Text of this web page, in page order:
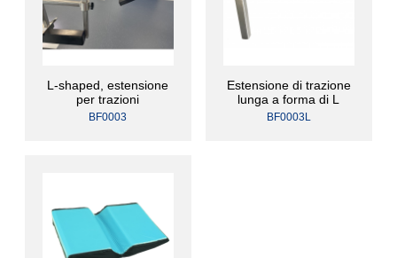
L-shaped, estensione
per trazioni
BF0003
Estensione di trazione
lunga a forma di L
BF0003L